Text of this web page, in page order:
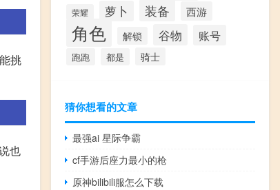
挑
也
荣耀 萝卜 装备 西游
角色 解锁 谷物 账号
跑跑 都是 骑士
猜你想看的文章
最强ai 星际争霸
cf手游后座力最小的枪
原神bilibili服怎么下载